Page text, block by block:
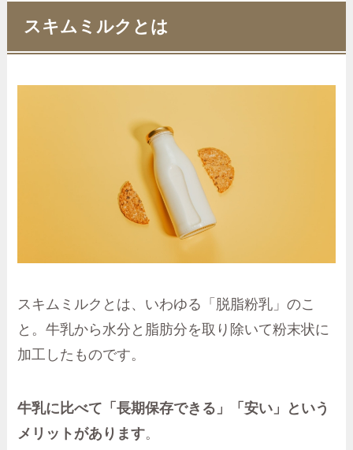
スキムミルクとは
スキムミルクとは、いわゆる「脱脂粉乳」のこ
と。牛乳から水分と脂肪分を取り除いて粉末状に
加工したものです。
牛乳に比べて「長期保存できる」「安い」という
メリットがあります。